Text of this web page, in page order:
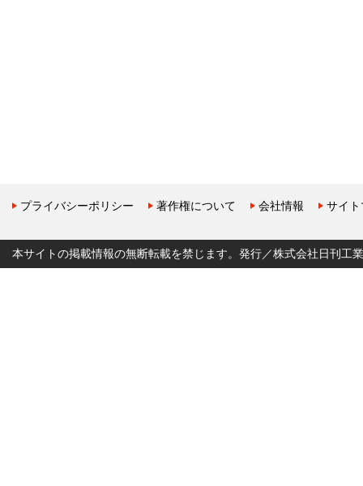
プライバシーポリシー 著作権について 会社情報 サイ
本サイトの掲載情報の無断転載を禁じます。発行／株式会社日刊